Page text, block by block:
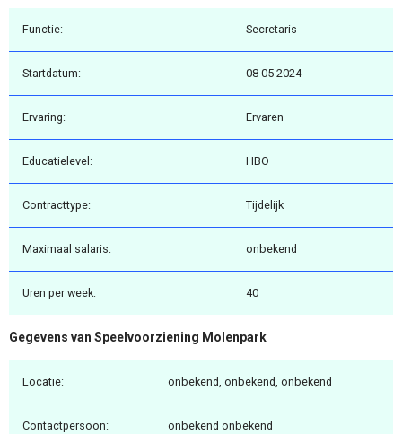
Functie: Secretaris
Startdatum: 08-05-2024
Ervaring: Ervaren
Educatielevel: HBO
Contracttype: Tijdelijk
Maximaal salaris: onbekend
Uren per week: 40
Gegevens van Speelvoorziening Molenpark
Locatie: onbekend, onbekend, onbekend
Contactpersoon: onbekend onbekend